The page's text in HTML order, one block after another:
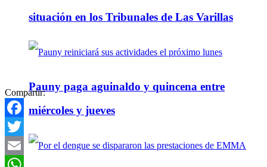
situación en los Tribunales de Las Varillas
Pauny paga aguinaldo y quincena entre
miércoles y jueves
Compartir:
Facebook
Twitter
Email